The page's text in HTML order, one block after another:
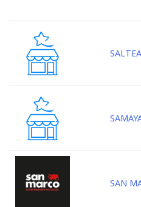
Otaci
Rezina
Rîșcani
s. Băcioi
s. Bascalia
s. Baurci
s. Bîc
s. Cazaclia
s. Cojușna
SAN